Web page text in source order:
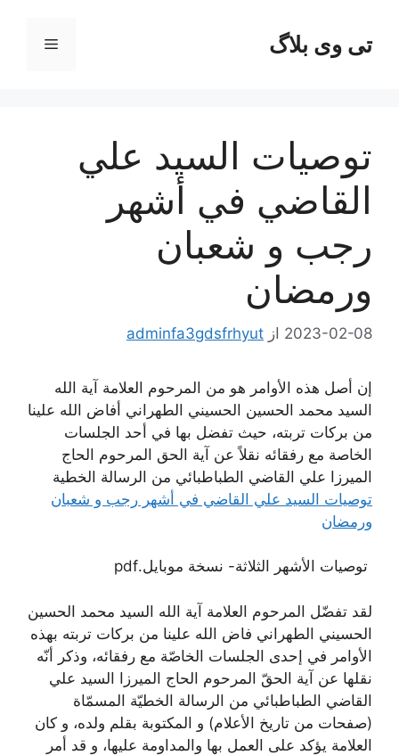
محتواتی وی بلاگ فهرست
توصيات السيد علي
القاضي في أشهر
رجب و شعبان
ورمضان
2023-02-08 از adminfa3gdsfrhyut
إن أصل هذه الأوامر هو من المرحوم العلامة آية الله
السيد محمد الحسين الحسيني الطهراني أفاض الله علينا
من بركات تربته، حيث تفضل بها في أحد الجلسات
الخاصة مع رفقائه نقلاً عن آية الحق المرحوم الحاج
الميرزا علي القاضي الطباطبائي من الرسالة الخطية
توصيات السيد علي القاضي في أشهر رجب و شعبان
ورمضان
توصيات الأشهر الثلاثة- نسخة موبايل.pdf
لقد تفضّل المرحوم العلامة آية الله السيد محمد الحسين
الحسيني الطهراني فاض الله علينا من بركات تربته بهذه
الأوامر في إحدى الجلسات الخاصّة مع رفقائه، وذكر أنّه
نقلها عن آية الحقّ المرحوم الحاج الميرزا السيد علي
القاضي الطباطبائي من الرسالة الخطيّة المسمّاة
(صفحات من تاريخ الأعلام) و المكتوبة بقلم ولده، و كان
العلامة يؤكد على العمل بها والمداومة عليها، و قد أمر